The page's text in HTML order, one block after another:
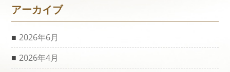
アーカイブ
2026年6月
2026年4月